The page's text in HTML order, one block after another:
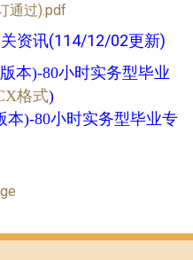
通过).pdf
资讯(114/12/02更新)
本)-80小时实务型毕业
格式)
本)-80小时实务型毕业专